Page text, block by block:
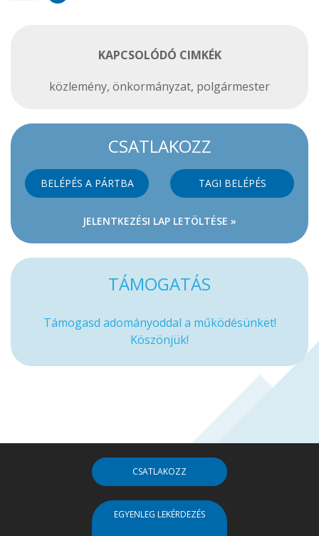
KAPCSOLÓDÓ CIMKÉK
közlemény, önkormányzat, polgármester
CSATLAKOZZ
BELÉPÉS A PÁRTBA TAGI BELÉPÉS
JELENTKEZÉSI LAP LETÖLTÉSE »
TÁMOGATÁS
Támogasd adományoddal a működésünket!
Köszönjük!
CSATLAKOZZ
EGYENLEG LEKÉRDEZÉS